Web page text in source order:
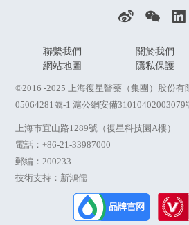
聯繫我們 關於我們
網站地圖
隱私保護
©2016 -2025 上海復星醫藥（集團）股份
05064281號-1 滬公網安備31010402003079
上海市宜山路1289號（復星科技園A樓）
電話：+86-21-33987000
郵編：200233
技術支持：新鴻儒